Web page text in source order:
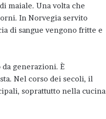
maiale. Una volta che
In Norvegia servito
di sangue vengono fritte e
generazioni. È
Nel corso dei secoli, il
soprattutto nella cucina